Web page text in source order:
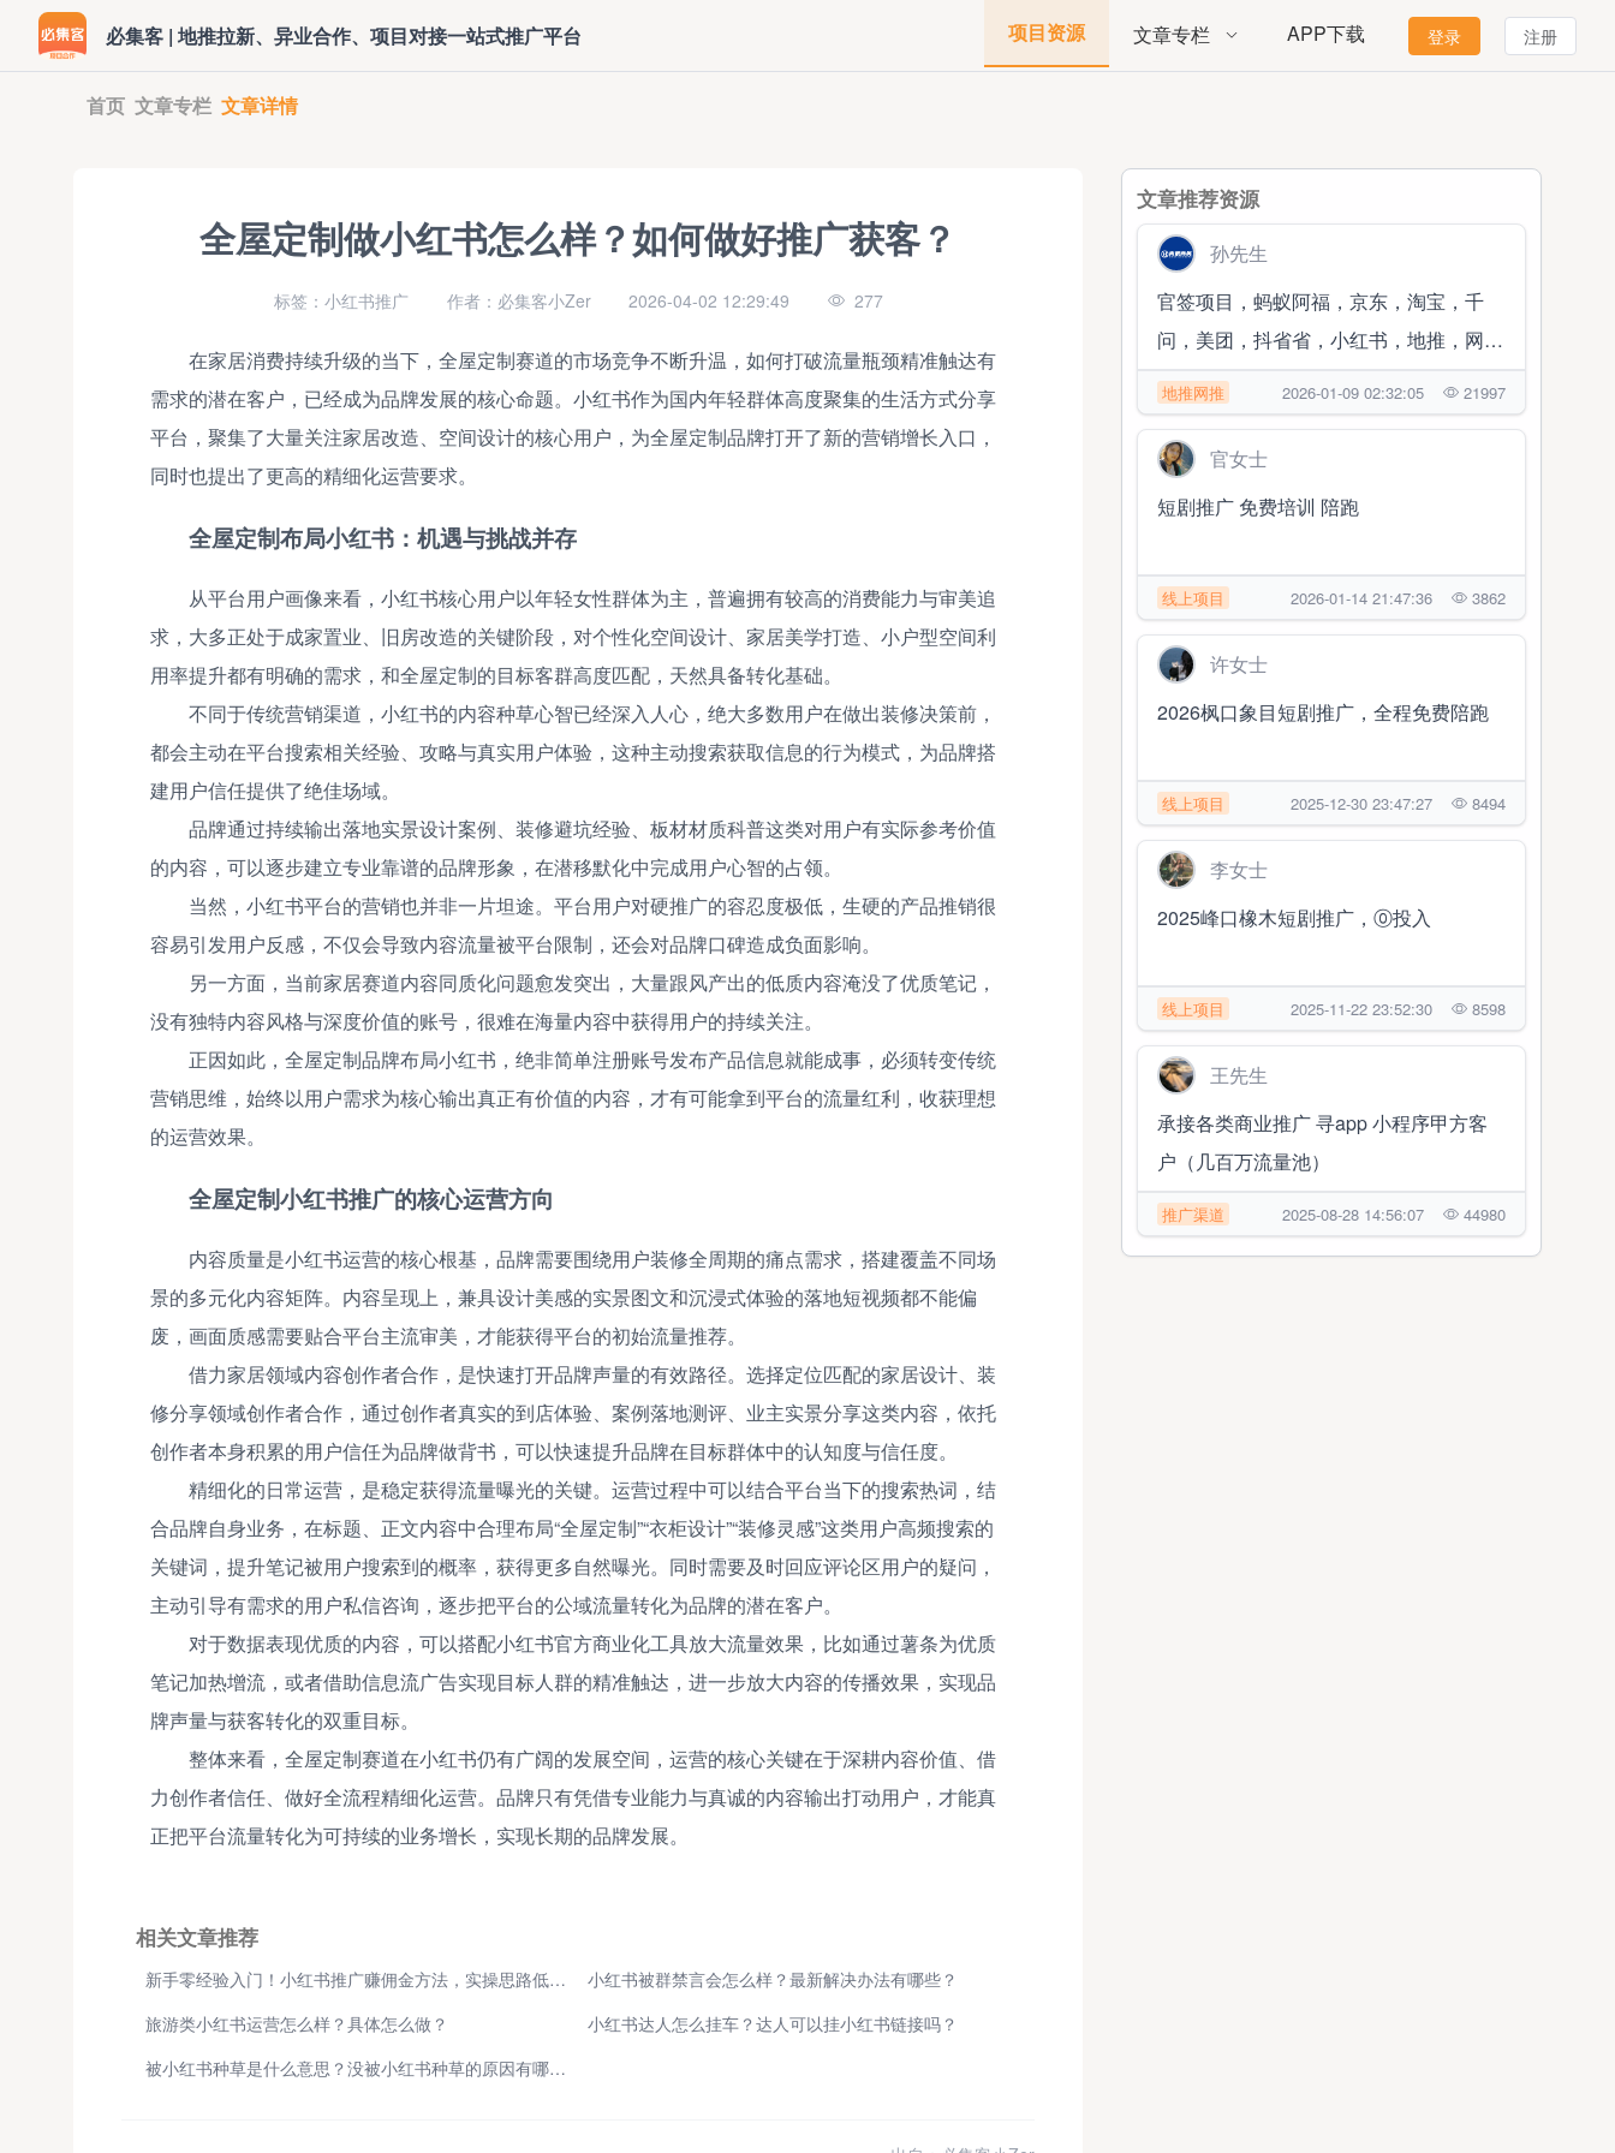
必集客 | 地推拉新、异业合作、项目对接一站式推广平台 项目资源 文章专栏 APP下载 登录 注册
首页 文章专栏 文章详情
全屋定制做小红书怎么样？如何做好推广获客？
标签：小红书推广 作者：必集客小Zer 2026-04-02 12:29:49 277
在家居消费持续升级的当下，全屋定制赛道的市场竞争不断升温，如何打破流量瓶颈精准触达有
需求的潜在客户，已经成为品牌发展的核心命题。小红书作为国内年轻群体高度聚集的生活方式分享
平台，聚集了大量关注家居改造、空间设计的核心用户，为全屋定制品牌打开了新的营销增长入口，
同时也提出了更高的精细化运营要求。
全屋定制布局小红书：机遇与挑战并存
从平台用户画像来看，小红书核心用户以年轻女性群体为主，普遍拥有较高的消费能力与审美追
求，大多正处于成家置业、旧房改造的关键阶段，对个性化空间设计、家居美学打造、小户型空间利
用率提升都有明确的需求，和全屋定制的目标客群高度匹配，天然具备转化基础。
不同于传统营销渠道，小红书的内容种草心智已经深入人心，绝大多数用户在做出装修决策前，
都会主动在平台搜索相关经验、攻略与真实用户体验，这种主动搜索获取信息的行为模式，为品牌搭
建用户信任提供了绝佳场域。
品牌通过持续输出落地实景设计案例、装修避坑经验、板材材质科普这类对用户有实际参考价值
的内容，可以逐步建立专业靠谱的品牌形象，在潜移默化中完成用户心智的占领。
当然，小红书平台的营销也并非一片坦途。平台用户对硬推广的容忍度极低，生硬的产品推销很
容易引发用户反感，不仅会导致内容流量被平台限制，还会对品牌口碑造成负面影响。
另一方面，当前家居赛道内容同质化问题愈发突出，大量跟风产出的低质内容淹没了优质笔记，
没有独特内容风格与深度价值的账号，很难在海量内容中获得用户的持续关注。
正因如此，全屋定制品牌布局小红书，绝非简单注册账号发布产品信息就能成事，必须转变传统
营销思维，始终以用户需求为核心输出真正有价值的内容，才有可能拿到平台的流量红利，收获理想
的运营效果。
全屋定制小红书推广的核心运营方向
内容质量是小红书运营的核心根基，品牌需要围绕用户装修全周期的痛点需求，搭建覆盖不同场
景的多元化内容矩阵。内容呈现上，兼具设计美感的实景图文和沉浸式体验的落地短视频都不能偏
废，画面质感需要贴合平台主流审美，才能获得平台的初始流量推荐。
借力家居领域内容创作者合作，是快速打开品牌声量的有效路径。选择定位匹配的家居设计、装
修分享领域创作者合作，通过创作者真实的到店体验、案例落地测评、业主实景分享这类内容，依托
创作者本身积累的用户信任为品牌做背书，可以快速提升品牌在目标群体中的认知度与信任度。
精细化的日常运营，是稳定获得流量曝光的关键。运营过程中可以结合平台当下的搜索热词，结
合品牌自身业务，在标题、正文内容中合理布局“全屋定制”“衣柜设计”“装修灵感”这类用户高频搜索的
关键词，提升笔记被用户搜索到的概率，获得更多自然曝光。同时需要及时回应评论区用户的疑问，
主动引导有需求的用户私信咨询，逐步把平台的公域流量转化为品牌的潜在客户。
对于数据表现优质的内容，可以搭配小红书官方商业化工具放大流量效果，比如通过薯条为优质
笔记加热增流，或者借助信息流广告实现目标人群的精准触达，进一步放大内容的传播效果，实现品
牌声量与获客转化的双重目标。
整体来看，全屋定制赛道在小红书仍有广阔的发展空间，运营的核心关键在于深耕内容价值、借
力创作者信任、做好全流程精细化运营。品牌只有凭借专业能力与真诚的内容输出打动用户，才能真
正把平台流量转化为可持续的业务增长，实现长期的品牌发展。
相关文章推荐
新手零经验入门！小红书推广赚佣金方法，实操思路低成本变现
小红书被群禁言会怎么样？最新解决办法有哪些？
旅游类小红书运营怎么样？具体怎么做？
小红书达人怎么挂车？达人可以挂小红书链接吗？
被小红书种草是什么意思？没被小红书种草的原因有哪些？
文章推荐资源
孙先生
官签项目，蚂蚁阿福，京东，淘宝，千
问，美团，抖省省，小红书，地推，网推
百搭项目
地推网推 2026-01-09 02:32:05 21997
官女士
短剧推广 免费培训 陪跑
线上项目 2026-01-14 21:47:36 3862
许女士
2026枫口象目短剧推广，全程免费陪跑
线上项目 2025-12-30 23:47:27 8494
李女士
2025峰口橡木短剧推广，⓪投入
线上项目 2025-11-22 23:52:30 8598
王先生
承接各类商业推广 寻app 小程序甲方客
户（几百万流量池）
推广渠道 2025-08-28 14:56:07 44980